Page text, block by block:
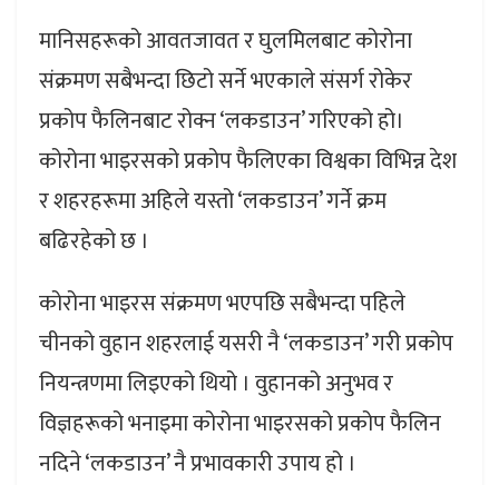
मानिसहरूको आवतजावत र घुलमिलबाट कोरोना
संक्रमण सबैभन्दा छिटो सर्ने भएकाले संसर्ग रोकेर
प्रकोप फैलिनबाट रोक्न ‘लकडाउन’ गरिएको हो।
कोरोना भाइरसको प्रकोप फैलिएका विश्वका विभिन्न देश
र शहरहरूमा अहिले यस्तो ‘लकडाउन’ गर्ने क्रम
बढिरहेको छ ।
कोरोना भाइरस संक्रमण भएपछि सबैभन्दा पहिले
चीनको वुहान शहरलाई यसरी नै ‘लकडाउन’ गरी प्रकोप
नियन्त्रणमा लिइएको थियो । वुहानको अनुभव र
विज्ञहरूको भनाइमा कोरोना भाइरसको प्रकोप फैलिन
नदिने ‘लकडाउन’ नै प्रभावकारी उपाय हो ।